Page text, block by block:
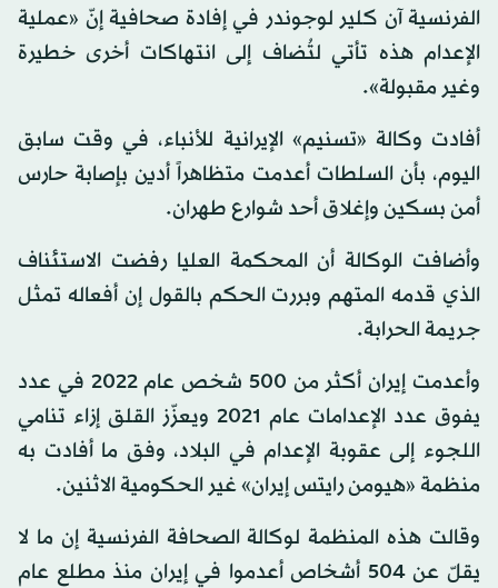
الفرنسية آن كلير لوجوندر في إفادة صحافية إنّ «عملية
الإعدام هذه تأتي لتُضاف إلى انتهاكات أخرى خطيرة
وغير مقبولة».
أفادت وكالة «تسنيم» الإيرانية للأنباء، في وقت سابق
اليوم، بأن السلطات أعدمت متظاهراً أدين بإصابة حارس
أمن بسكين وإغلاق أحد شوارع طهران.
وأضافت الوكالة أن المحكمة العليا رفضت الاستئناف
الذي قدمه المتهم وبررت الحكم بالقول إن أفعاله تمثل
جريمة الحرابة.
وأعدمت إيران أكثر من 500 شخص عام 2022 في عدد
يفوق عدد الإعدامات عام 2021 ويعزّز القلق إزاء تنامي
اللجوء إلى عقوبة الإعدام في البلاد، وفق ما أفادت به
منظمة «هيومن رايتس إيران» غير الحكومية الاثنين.
وقالت هذه المنظمة لوكالة الصحافة الفرنسية إن ما لا
يقلّ عن 504 أشخاص أعدموا في إيران منذ مطلع عام